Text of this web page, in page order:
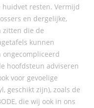
resten. Vermijd
en dergelijke,
zitten die de
kunnen
ongecompliceerd
hoofdsteun adviseren
voor gevoelige
geschikt zijn), zoals de
die wij ook in ons